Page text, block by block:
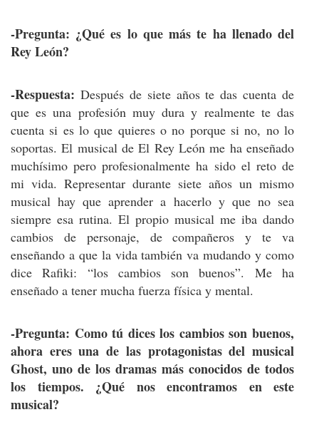
-Pregunta: ¿Qué es lo que más te ha llenado del
Rey León?
-Respuesta: Después de siete años te das cuenta de
que es una profesión muy dura y realmente te das
cuenta si es lo que quieres o no porque si no, no lo
soportas. El musical de El Rey León me ha enseñado
muchísimo pero profesionalmente ha sido el reto de
mi vida. Representar durante siete años un mismo
musical hay que aprender a hacerlo y que no sea
siempre esa rutina. El propio musical me iba dando
cambios de personaje, de compañeros y te va
enseñando a que la vida también va mudando y como
dice Rafiki: “los cambios son buenos”. Me ha
enseñado a tener mucha fuerza física y mental.
-Pregunta: Como tú dices los cambios son buenos,
ahora eres una de las protagonistas del musical
Ghost, uno de los dramas más conocidos de todos
los tiempos. ¿Qué nos encontramos en este
musical?